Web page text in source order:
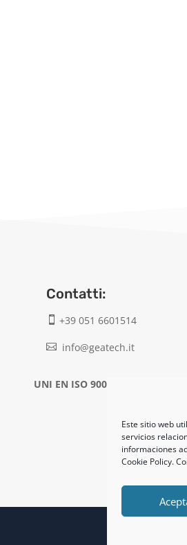
Este sitio web
servicios
informaciones
Cookie Policy.
Contatti:
 +39 051 6601514
 info@geatech.it
UNI EN ISO 9001: 2015